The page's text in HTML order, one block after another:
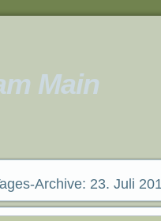
Main
Archive: 23. Juli